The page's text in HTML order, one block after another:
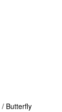
/ Butterfly